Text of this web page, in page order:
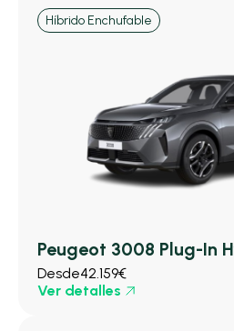
Híbrido Enchufable
Peugeot 3008 Plug-In
Desde42.159€
Ver detalles